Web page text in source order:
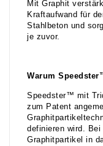
Mit Graphit
Kraftaufwand für
Stahlbeton und
je zuvor.
Warum
Speedster™ mit
zum Patent
definieren wird. Bei
Graphitpartikel in